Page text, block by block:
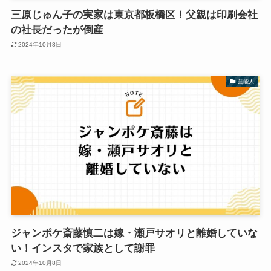
三原じゅん子の実家は東京都板橋区！父親は印刷会社
の社長だったが倒産
2024年10月8日
芸能人
ジャンポケ斎藤慎二は嫁・瀬戸サオリと離婚していな
い！インスタで家族として謝罪
2024年10月8日